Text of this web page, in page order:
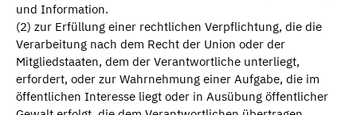
und Information.
(2) zur Erfüllung einer rechtlichen Verpflichtung, die die
Verarbeitung nach dem Recht der Union oder der
Mitgliedstaaten, dem der Verantwortliche unterliegt,
erfordert, oder zur Wahrnehmung einer Aufgabe, die im
öffentlichen Interesse liegt oder in Ausübung öffentlicher